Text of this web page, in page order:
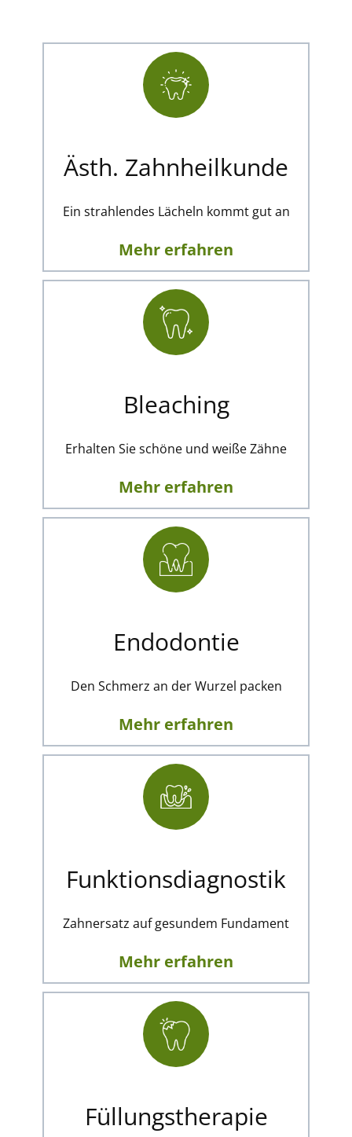
Ästh. Zahnheilkunde
Ein strahlendes Lächeln kommt gut an
Mehr erfahren
Bleaching
Erhalten Sie schöne und weiße Zähne
Mehr erfahren
Endodontie
Den Schmerz an der Wurzel packen
Mehr erfahren
Funktionsdiagnostik
Zahnersatz auf gesundem Fundament
Mehr erfahren
Füllungstherapie